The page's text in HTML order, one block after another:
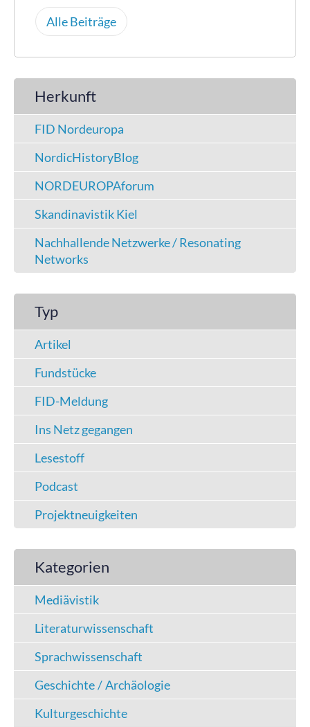
Alle Beiträge
Herkunft
FID Nordeuropa
NordicHistoryBlog
NORDEUROPAforum
Skandinavistik Kiel
Nachhallende Netzwerke / Resonating
Networks
Typ
Artikel
Fundstücke
FID-Meldung
Ins Netz gegangen
Lesestoff
Podcast
Projektneuigkeiten
Kategorien
Mediävistik
Literaturwissenschaft
Sprachwissenschaft
Geschichte / Archäologie
Kulturgeschichte